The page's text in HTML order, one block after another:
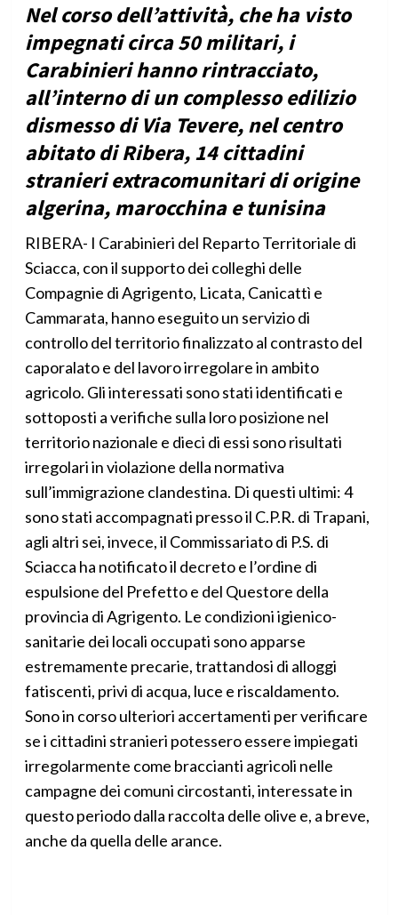
Nel corso dell’attività, che ha visto
impegnati circa 50 militari, i
Carabinieri hanno rintracciato,
all’interno di un complesso edilizio
dismesso di Via Tevere, nel centro
abitato di Ribera, 14 cittadini
stranieri extracomunitari di origine
algerina, marocchina e tunisina
RIBERA- I Carabinieri del Reparto Territoriale di
Sciacca, con il supporto dei colleghi delle
Compagnie di Agrigento, Licata, Canicattì e
Cammarata, hanno eseguito un servizio di
controllo del territorio finalizzato al contrasto del
caporalato e del lavoro irregolare in ambito
agricolo. Gli interessati sono stati identificati e
sottoposti a verifiche sulla loro posizione nel
territorio nazionale e dieci di essi sono risultati
irregolari in violazione della normativa
sull’immigrazione clandestina. Di questi ultimi: 4
sono stati accompagnati presso il C.P.R. di Trapani,
agli altri sei, invece, il Commissariato di P.S. di
Sciacca ha notificato il decreto e l’ordine di
espulsione del Prefetto e del Questore della
provincia di Agrigento. Le condizioni igienico-
sanitarie dei locali occupati sono apparse
estremamente precarie, trattandosi di alloggi
fatiscenti, privi di acqua, luce e riscaldamento.
Sono in corso ulteriori accertamenti per verificare
se i cittadini stranieri potessero essere impiegati
irregolarmente come braccianti agricoli nelle
campagne dei comuni circostanti, interessate in
questo periodo dalla raccolta delle olive e, a breve,
anche da quella delle arance.